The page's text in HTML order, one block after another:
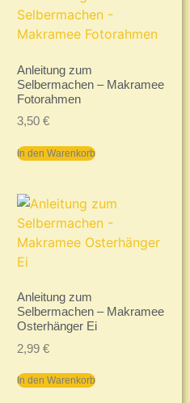
Anleitung zum
Selbermachen – Makramee
Fotorahmen
3,50 €
In den Warenkorb
Anleitung zum
Selbermachen – Makramee
Osterhänger Ei
2,99 €
In den Warenkorb